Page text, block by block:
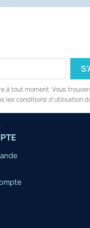
à tout moment. Vous
les conditions d'utilisation